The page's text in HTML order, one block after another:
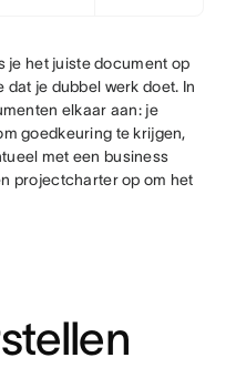
je het juiste document op
dat je dubbel werk doet. In
elkaar aan: je
goedkeuring te krijgen,
met een business
projectcharter op om het